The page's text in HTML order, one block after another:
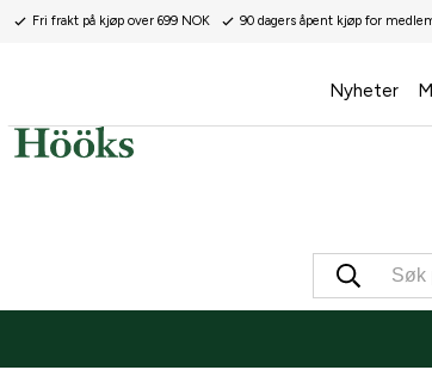
Fri frakt på kjøp over 699 NOK 90 dagers åpent kjøp for
Nyheter